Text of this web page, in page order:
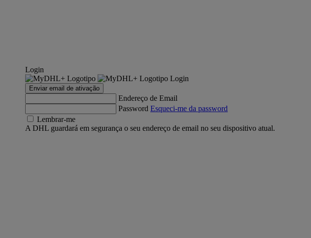
Login
Login
Enviar email de ativação
Endereço de Email
Password Esqueci-me da password
Lembrar-me
A DHL guardará em segurança o seu endereço de email no seu dispositivo atual.